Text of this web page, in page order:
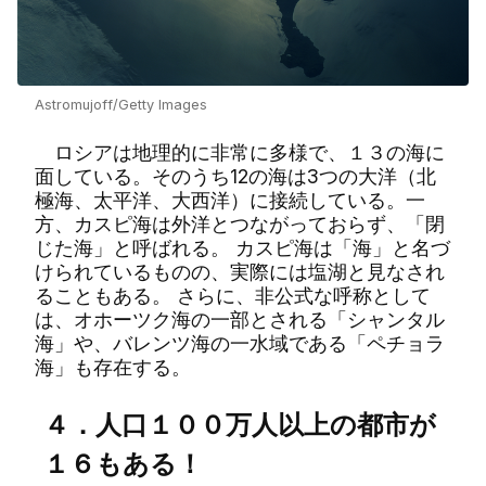
Astromujoff/Getty Images
ロシアは地理的に非常に多様で、１３の海に
面している。そのうち12の海は3つの大洋（北
極海、太平洋、大西洋）に接続している。一
方、カスピ海は外洋とつながっておらず、「閉
じた海」と呼ばれる。 カスピ海は「海」と名づ
けられているものの、実際には塩湖と見なされ
ることもある。 さらに、非公式な呼称として
は、オホーツク海の一部とされる「シャンタル
海」や、バレンツ海の一水域である「ペチョラ
海」も存在する。
４．人口１００万人以上の都市が
１６もある！